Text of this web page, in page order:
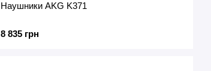
Наушники AKG K371
8 835 грн